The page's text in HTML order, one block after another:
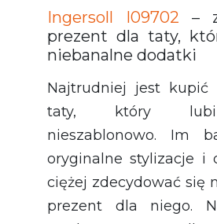
Ingersoll I09702 –
prezent dla taty,
niebanalne dodatki
Najtrudniej jest kupić
taty, który
nieszablonowo. Im
oryginalne stylizacje i
ciężej zdecydować się
prezent dla niego.